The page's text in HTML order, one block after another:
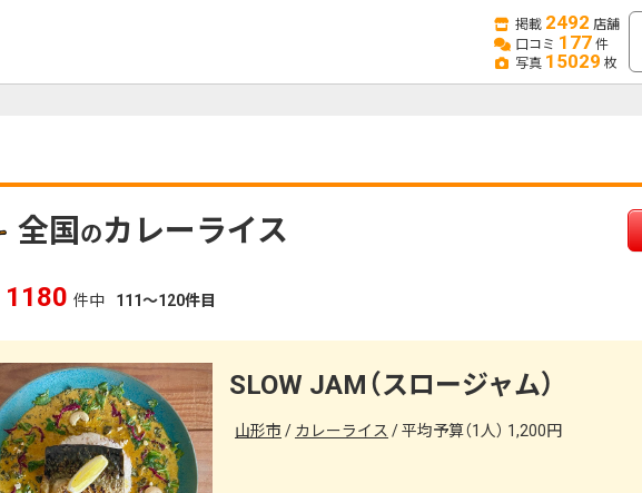
掲載 2492 店舗
口コミ 177 件
写真 15029 枚
全国 のカレーライス
1180 件中 111～120件目
SLOW JAM（スロージャム）
山形市 カレーライス 平均予算（1人） 1,200円